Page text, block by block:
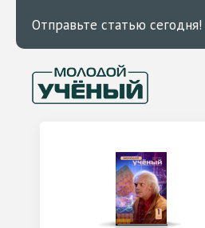
Отправьте статью сегодня!